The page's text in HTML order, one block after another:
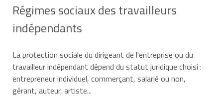
Régimes sociaux des travailleurs
indépendants
La protection sociale du dirigeant de l'entreprise ou du
travailleur indépendant dépend du statut juridique choisi :
entrepreneur individuel, commerçant, salarié ou non,
gérant, auteur, artiste...